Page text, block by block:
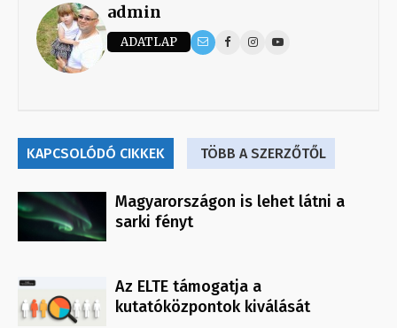
admin
ADATLAP
KAPCSOLÓDÓ CIKKEK TÖBB A SZERZŐTŐL
Magyarországon is lehet látni a
sarki fényt
Az ELTE támogatja a
kutatóközpontok kiválását